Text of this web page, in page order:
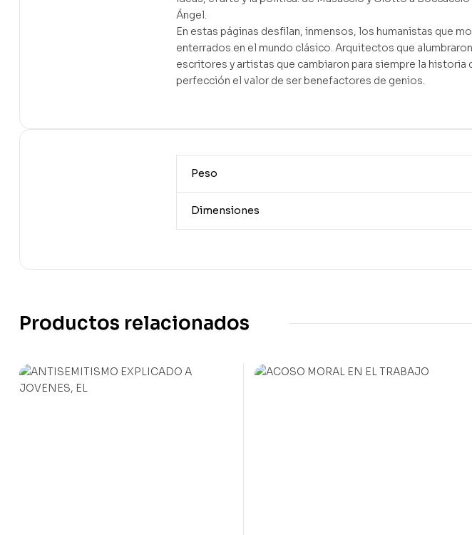
Ángel.
En estas páginas desfilan, inmensos, los humanistas que
enterrados en el mundo clásico. Arquitectos que
escritores y artistas que cambiaron para siempre la
perfección el valor de ser benefactores de genios.
Peso
Dimensiones
Productos relacionados